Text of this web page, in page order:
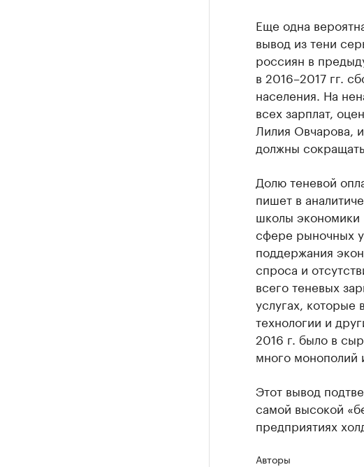
Еще одна
вывод из тени
россиян в
в 2016–2017 гг.
населения. На
всех зарплат,
Лилия Овчарова,
должны
Долю теневой
пишет в
школы экономики
сфере рыночных
поддержания
спроса и
всего теневых
услугах,
технологии и
2016 г. было в
много монополий
Этот вывод
самой высокой
предприятиях
Авторы